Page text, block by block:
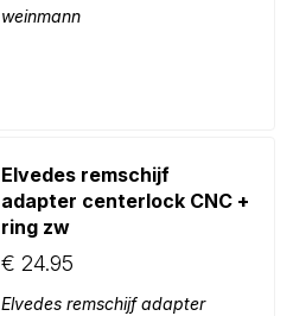
weinmann
Elvedes remschijf
adapter centerlock CNC +
ring zw
€ 24.95
Elvedes remschijf adapter